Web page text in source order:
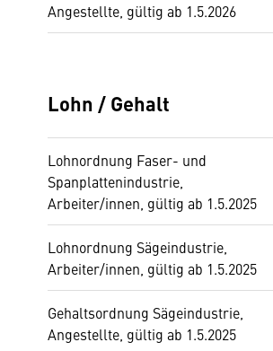
Angestellte, gültig ab 1.5.2026
Lohn / Gehalt
Lohnordnung Faser- und
Spanplattenindustrie,
Arbeiter/innen, gültig ab 1.5.2025
Lohnordnung Sägeindustrie,
Arbeiter/innen, gültig ab 1.5.2025
Gehaltsordnung Sägeindustrie,
Angestellte, gültig ab 1.5.2025